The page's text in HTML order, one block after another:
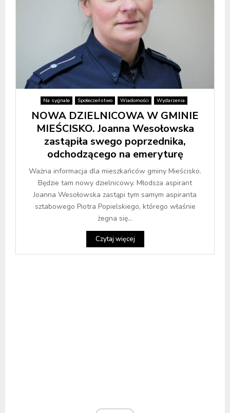
Na sygnale Społeczeństwo Wiadomości Wydarzenia
NOWA DZIELNICOWA W GMINIE
MIEŚCISKO. Joanna Wesołowska
zastąpiła swego poprzednika,
odchodzącego na emeryturę
Ważna informacja dla mieszkańców gminy Mieścisko.
Będzie tam nowy dzielnicowy. Młodsza aspirant
Joanna Wesołowska zastąpi tym samym aspiranta
sztabowego Piotra Popielskiego, którego właśnie
żegna się...
Czytaj więcej